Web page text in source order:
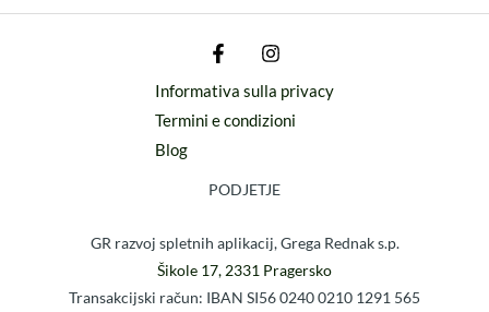
Informativa sulla privacy
Termini e condizioni
Blog
PODJETJE
GR razvoj spletnih aplikacij, Grega Rednak s.p.
Šikole 17, 2331 Pragersko
Transakcijski račun: IBAN SI56 0240 0210 1291 565